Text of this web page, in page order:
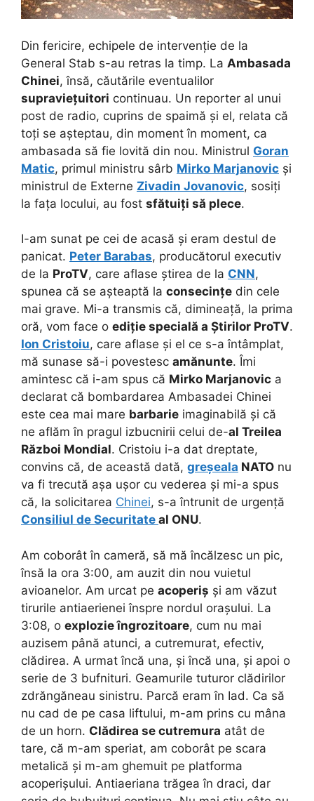
Din fericire, echipele de intervenție de la
General Stab s-au retras la timp. La Ambasada
Chinei, însă, căutările eventualilor
supraviețuitori continuau. Un reporter al unui
post de radio, cuprins de spaimă și el, relata că
toți se așteptau, din moment în moment, ca
ambasada să fie lovită din nou. Ministrul Goran
Matic, primul ministru sârb Mirko Marjanovic și
ministrul de Externe Zivadin Jovanovic, sosiți
la fața locului, au fost sfătuiți să plece.
I-am sunat pe cei de acasă și eram destul de
panicat. Peter Barabas, producătorul executiv
de la ProTV, care aflase știrea de la CNN,
spunea că se așteaptă la consecințe din cele
mai grave. Mi-a transmis că, dimineață, la prima
oră, vom face o ediție specială a Știrilor ProTV.
Ion Cristoiu, care aflase și el ce s-a întâmplat,
mă sunase să-i povestesc amănunte. Îmi
amintesc că i-am spus că Mirko Marjanovic a
declarat că bombardarea Ambasadei Chinei
este cea mai mare barbarie imaginabilă și că
ne aflăm în pragul izbucnirii celui de-al Treilea
Război Mondial. Cristoiu i-a dat dreptate,
convins că, de această dată, greșeala NATO nu
va fi trecută așa ușor cu vederea și mi-a spus
că, la solicitarea Chinei, s-a întrunit de urgență
Consiliul de Securitate al ONU.
Am coborât în cameră, să mă încălzesc un pic,
însă la ora 3:00, am auzit din nou vuietul
avioanelor. Am urcat pe acoperiș și am văzut
tirurile antiaerienei înspre nordul orașului. La
3:08, o explozie îngrozitoare, cum nu mai
auzisem până atunci, a cutremurat, efectiv,
clădirea. A urmat încă una, și încă una, și apoi o
serie de 3 bufnituri. Geamurile tuturor clădirilor
zdrăngăneau sinistru. Parcă eram în Iad. Ca să
nu cad de pe casa liftului, m-am prins cu mâna
de un horn. Clădirea se cutremura atât de
tare, că m-am speriat, am coborât pe scara
metalică și m-am ghemuit pe platforma
acoperișului. Antiaeriana trăgea în draci, dar